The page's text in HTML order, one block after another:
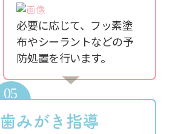
必要に応じて、フッ素塗
布やシーラントなどの予
防処置を行います。
歯みがき指導